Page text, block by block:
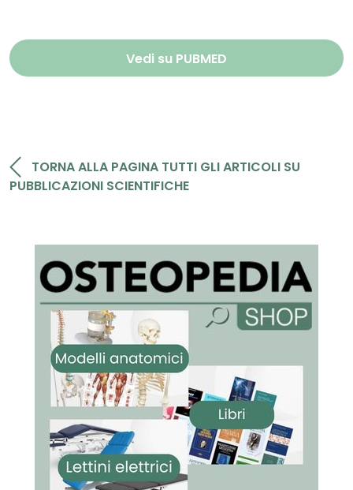
Vedi su PUBMED
TORNA ALLA PAGINA TUTTI GLI ARTICOLI SU
PUBBLICAZIONI SCIENTIFICHE